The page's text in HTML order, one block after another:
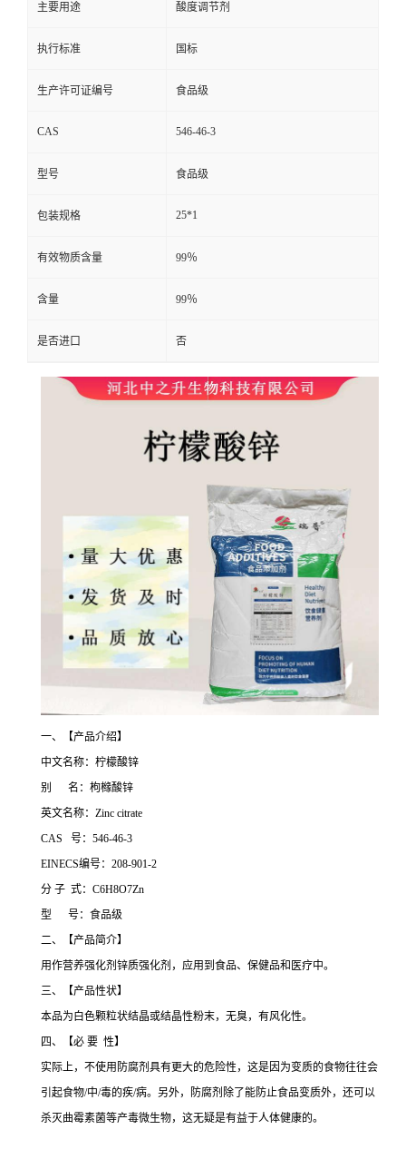
主要用途 酸度调节剂
执行标准 国标
生产许可证编号 食品级
CAS 546-46-3
型号 食品级
包装规格 25*1
有效物质含量 99％
含量 99％
是否进口 否
一、【产品介绍】
中文名称：柠檬酸锌
别 名：枸橼酸锌
英文名称：Zinc citrate
CAS 号：546-46-3
EINECS编号：208-901-2
分 子 式：C6H8O7Zn
型 号：食品级
二、【产品简介】
用作营养强化剂锌质强化剂，应用到食品、保健品和医疗中。
三、【产品性状】
本品为白色颗粒状结晶或结晶性粉末，无臭，有风化性。
四、【必 要 性】
实际上，不使用防腐剂具有更大的危险性，这是因为变质的食物往往会
引起食物/中/毒的疾/病。另外，防腐剂除了能防止食品变质外，还可以
杀灭曲霉素菌等产毒微生物，这无疑是有益于人体健康的。